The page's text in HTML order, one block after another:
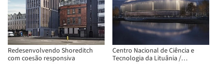
Redesenvolvendo Shoreditch
com coesão responsiva
Centro Nacional de Ciência e
Tecnologia da Lituânia /